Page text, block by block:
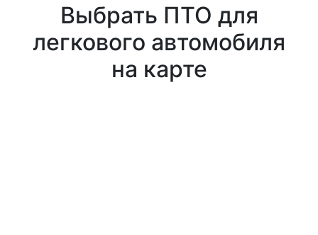
Выбрать ПТО для
легкового автомобиля
на карте